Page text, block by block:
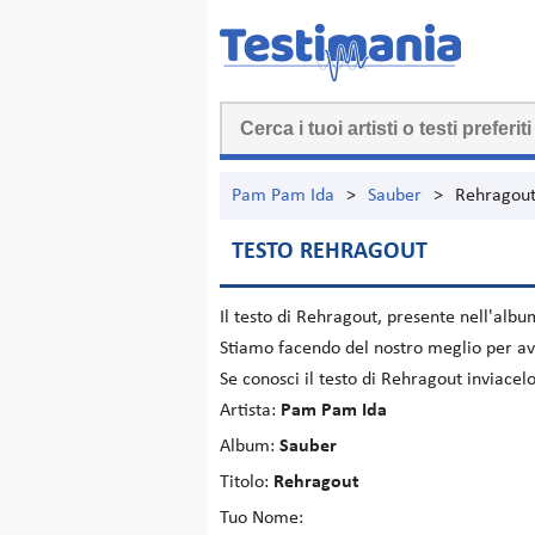
Pam Pam Ida > Sauber > Rehragout
TESTO REHRAGOUT
Il testo di Rehragout, presente
Stiamo facendo del nostro meglio per
Se conosci il testo di Rehragout
Artista: Pam Pam Ida
Album: Sauber
Titolo: Rehragout
Tuo Nome: